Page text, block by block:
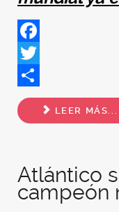
Facebook
Twitter
Share
LEER MÁS...
Atlántico
campeón